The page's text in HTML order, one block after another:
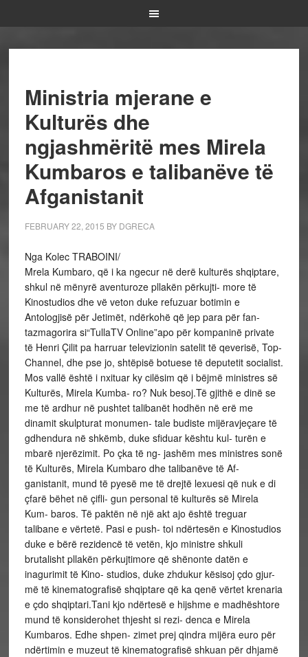
Ministria mjerane e
Kulturës dhe
ngjashmëritë mes Mirela
Kumbaros e talibanëve të
Afganistanit
FEBRUARY 22, 2015 BY DGRECA
Nga Kolec TRABOINI/
Mrela Kumbaro, që i ka ngecur në derë kulturës shqiptare,
shkul në mënyrë aventuroze pllakën përkujti- more të
Kinostudios dhe vë veton duke refuzuar botimin e
Antologjisë për Jetimët, ndërkohë që jep para për fan-
tazmagorira si“TullaTV Online”apo për kompaninë private
të Henri Çilit pa harruar televizionin satelit të qeverisë, Top-
Channel, dhe pse jo, shtëpisë botuese të deputetit socialist.
Mos vallë është i nxituar ky cilësim që i bëjmë ministres së
Kulturës, Mirela Kumba- ro? Nuk besoj.Të gjithë e dinë se
me të ardhur në pushtet talibanët hodhën në erë me
dinamit skulpturat monumen- tale budiste mijëravjeçare të
gdhendura në shkëmb, duke sfiduar kështu kul- turën e
mbarë njerëzimit. Po çka të ng- jashëm mes ministres sonë
të Kulturës, Mirela Kumbaro dhe talibanëve të Af-
ganistanit, mund të pyesë me të drejtë lexuesi që nuk e di
çfarë bëhet në çifli- gun personal të kulturës së Mirela
Kum- baros. Të paktën në një akt ajo është treguar
talibane e vërtetë. Pasi e push- toi ndërtesën e Kinostudios
duke e bërë rezidencë të vetën, kjo ministre shkuli
brutalisht pllakën përkujtimore që shënonte datën e
inagurimit të Kino- studios, duke zhdukur kësisoj çdo gjur-
më të kinematografisë shqiptare që ka qenë vërtet krenaria
e çdo shqiptari.Tani kjo ndërtesë e hijshme e madhështore
mund të konsiderohet thjesht si rezi- denca e Mirela
Kumbaros. Edhe shpen- zimet prej qindra mijëra euro për
ndërtimin e muzeut të kinematografisë shkuan për dhjamë